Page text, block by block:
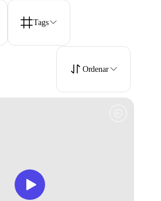
Tags
Ordenar